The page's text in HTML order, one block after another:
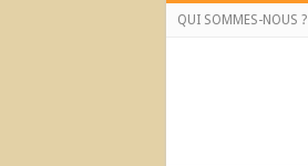
QUI SOMMES-NOUS ?